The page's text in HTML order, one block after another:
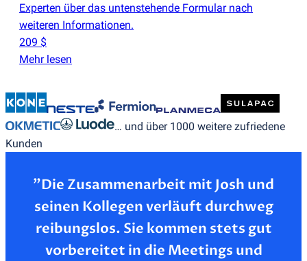
Experten über das untenstehende Formular nach
weiteren Informationen.
209 $
Mehr lesen
… und über 1000 weitere zufriedene
Kunden
”Die Zusammenarbeit mit Josh und
seinen Kollegen verläuft durchweg
reibungslos. Sie kommen stets gut
vorbereitet in die Meetings und